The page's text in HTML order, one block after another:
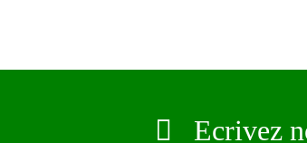
Ecrivez